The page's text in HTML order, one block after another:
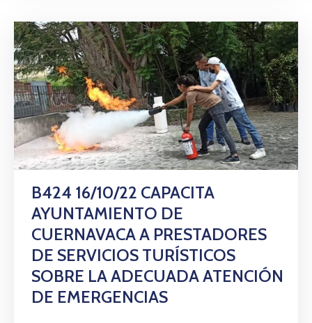
B424 16/10/22 CAPACITA
AYUNTAMIENTO DE
CUERNAVACA A PRESTADORES
DE SERVICIOS TURÍSTICOS
SOBRE LA ADECUADA ATENCIÓN
DE EMERGENCIAS